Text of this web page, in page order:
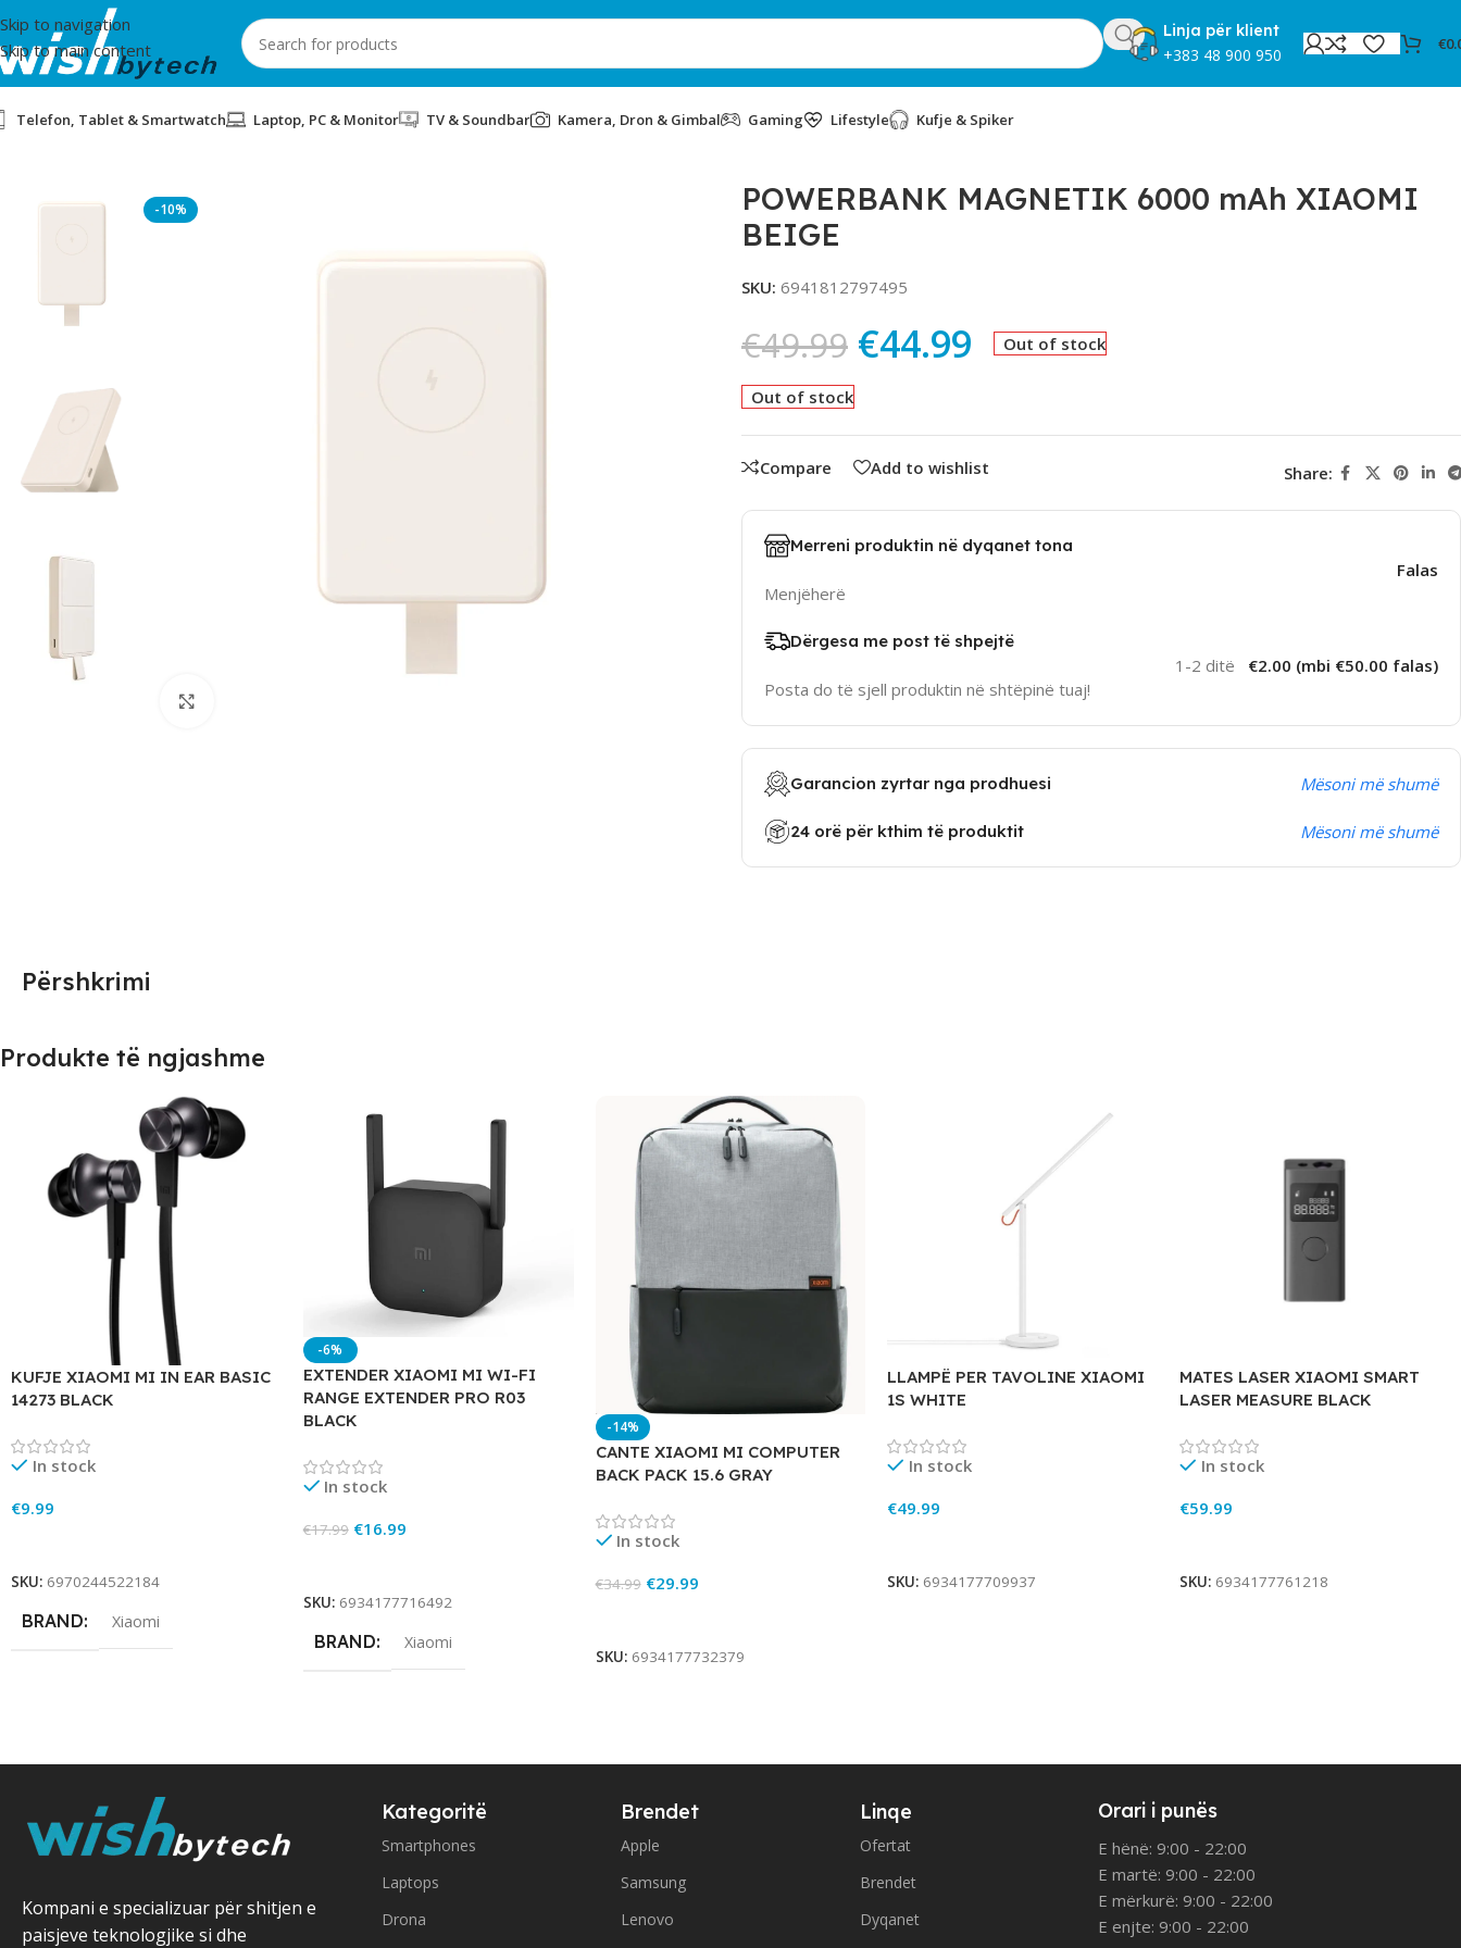
Skip to navigation
Skip to main content
Linja për klient
+383 48 900 950
€
Telefon, Tablet & Smartwatch Laptop, PC & Monitor TV & Soundbar Kamera, Dron & Gimbal Gaming Lifestyle Kufje & Spiker
-10%
POWERBANK MAGNETIK 6000 mAh XIAOMI
BEIGE
SKU: 6941812797495
€49.99 €44.99 Out of stock
Out of stock
Compare Add to wishlist Share:
Merreni produktin në dyqanet tona
Menjëherë
Falas
Dërgesa me post të shpejtë
Posta do të sjell produktin në shtëpinë tuaj!
1-2 ditë €2.00 (mbi €50.00 falas)
Garancion zyrtar nga prodhuesi Mësoni më shumë
24 orë për kthim të produktit Mësoni më shumë
Përshkrimi
Produkte të ngjashme
KUFJE XIAOMI MI IN EAR BASIC
14273 BLACK
In stock
€9.99
SKU: 6970244522184
BRAND Xiaomi
-6%
EXTENDER XIAOMI MI WI-FI
RANGE EXTENDER PRO R03
BLACK
In stock
€17.99 €16.99
SKU: 6934177716492
BRAND Xiaomi
-14%
CANTE XIAOMI MI COMPUTER
BACK PACK 15.6 GRAY
In stock
€34.99 €29.99
SKU: 6934177732379
LLAMPË PER TAVOLINE XIAOMI
1S WHITE
In stock
€49.99
SKU: 6934177709937
MATES LASER XIAOMI SMART
LASER MEASURE BLACK
In stock
€59.99
SKU: 6934177761218
Kompani e specializuar për shitjen e
paisjeve teknologjike si dhe
Kategoritë
Smartphones
Laptops
Drona
Brendet
Apple
Samsung
Lenovo
Linqe
Ofertat
Brendet
Dyqanet
Orari i punës
E hënë: 9:00 - 22:00
E martë: 9:00 - 22:00
E mërkurë: 9:00 - 22:00
E enjte: 9:00 - 22:00